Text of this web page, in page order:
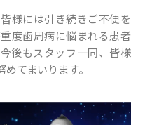
様には引き続きご不便を
度歯周病に悩まれる患者
後もスタッフ一同、皆様
てまいります。